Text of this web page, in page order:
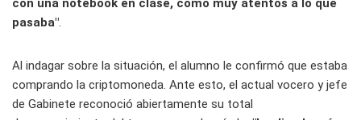
pasaba"
Al indagar sobre la situación, el alumno le confirmó que estaba
comprando la criptomoneda. Ante esto, el actual vocero y jefe
de Gabinete reconoció abiertamente su total